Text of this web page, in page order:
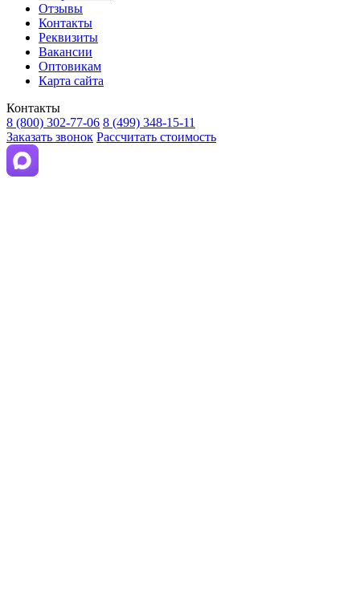
Отзывы
Контакты
Реквизиты
Вакансии
Оптовикам
Карта сайта
Контакты
8 (800) 302-77-06 8 (499) 348-15-11
Заказать звонок Рассчитать стоимость